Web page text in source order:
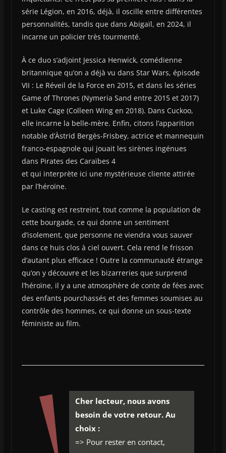
série Légion, en 2016, déjà, il oscille entre différentes
personnalités, tandis que dans Abigaïl, en 2024, il
incarne un policier très tourmenté.
À ce duo s’adjoint Jessica Henwick, comédienne
britannique qu’on a déjà vu dans Star Wars, épisode
VII : Le Réveil de la Force en 2015, et dans les séries
Game of Thrones (Nymeria Sand entre 2015 et 2017)
et Luke Cage (Colleen Wing en 2018). Dans Cuckoo,
elle incarne la belle-mère. Enfin, citons l’apparition
notable d’Àstrid Bergès-Frisbey, actrice et mannequin
franco-espagnole qui jouait les sirènes ingénues
dans Pirates des Caraïbes 4
et qui interprète ici une mystérieuse cliente attirée
par l’héroïne.
Le casting est restreint, tout comme la population de
cette bourgade, ce qui donne un sentiment
d’isolement, que personne ne viendra vous sauver
dans ce huis clos à ciel ouvert. Cela rend le frisson
d’autant plus efficace ! Outre la communauté étrange
qu’on y découvre et les bizarreries que surprend
l’héroïne, il y a une atmosphère de conte de fées avec
des enfants pourchassés et des femmes soumises au
contrôle des hommes, ce qui donne un sous-texte
féministe au film.
Cher lecteur, nous avons
besoin de votre retour. Au
choix :
=> Pour rester en contact,